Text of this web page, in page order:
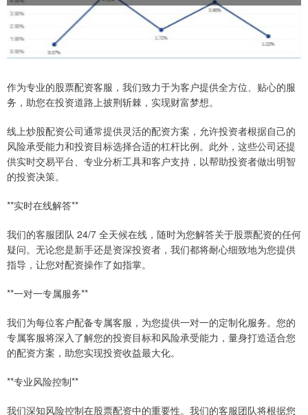
作为专业的股票配资客服，我们致力于为客户提供全方位、贴心的服
务，助您在投资道路上披荆斩棘，实现财富梦想。
线上炒股配资公司通常提供灵活的配资方案，允许投资者根据自己的
风险承受能力和投资目标选择合适的杠杆比例。此外，这些公司还提
供实时交易平台、专业分析工具和客户支持，以帮助投资者做出明智
的投资决策。
**实时在线解答**
我们的客服团队 24/7 全天候在线，随时为您解答关于股票配资的任何
疑问。无论您是新手还是资深投资者，我们都将耐心细致地为您提供
指导，让您对配资操作了如指掌。
**一对一专属服务**
我们为每位客户配备专属客服，为您提供一对一的定制化服务。您的
专属客服将深入了解您的投资目标和风险承受能力，量身打造适合您
的配资方案，助您实现投资收益最大化。
**专业风险控制**
我们深知风险控制在股票配资中的重要性。我们的客服团队将根据您